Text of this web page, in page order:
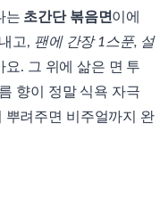
는 초간단 볶음면이에
고, 팬에 간장 1스푼, 설
요. 그 위에 삶은 면 투
향이 정말 식욕 자극
뿌려주면 비주얼까지 완